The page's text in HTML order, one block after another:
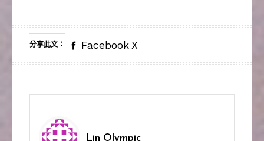
分享此文： Facebook X
Lin Olympic